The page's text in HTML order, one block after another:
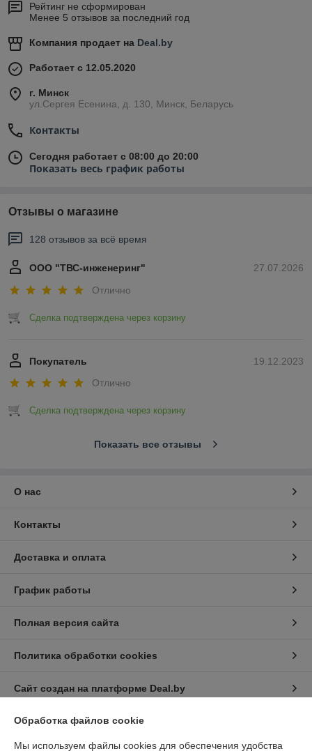
Рейтинг не сформирован
Менее 5 отзывов за последний год
Компания продает на Deal.by
Работает с 12.05.2020
г. Минск
ул.Сергея Есенина, д. 130, Минск, Беларусь
Контакты
Сегодня работает с 08:00 до 20:00
Показать весь график работы
Отзывы о магазине
128 отзывов за всё время
27.07.2026
ООО "ТВС-инженеринг"
Отлично
Сделка подтверждена через корзину
19.12.2023
Покупатель
Отлично
Сделка подтверждена через корзину
Показать все отзывы
О нас
Контакты
Доставка и оплата
График работы
Полная версия сайта
Политика обработки cookies
Сайт создан на платформе Deal.by
Обработка файлов cookie
Мы используем файлы cookies для обеспечения удобства